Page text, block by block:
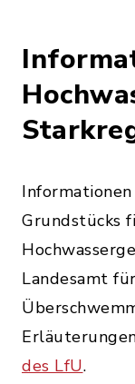
Grundstücks
Landesamt
des LfU.